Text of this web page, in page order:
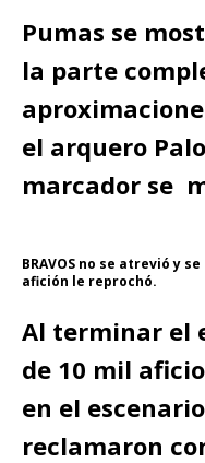
Pumas se
la parte
el arquero
marcador se
BRAVOS no se atrevió y
afición le reprochó.
Al terminar el
de 10 mil
en el
reclamaron